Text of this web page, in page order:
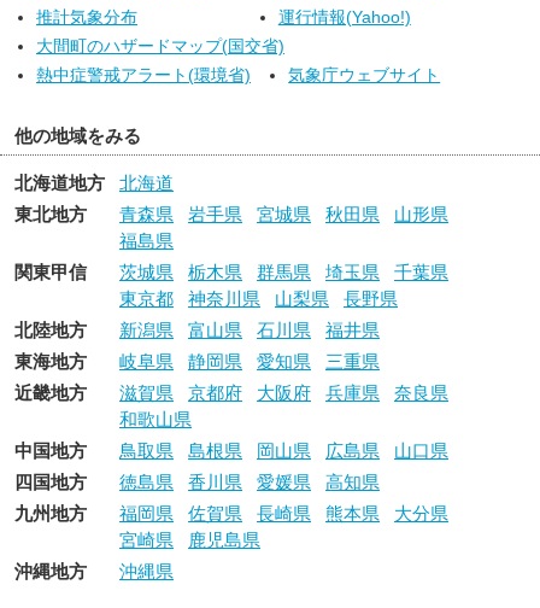
推計気象分布
運行情報(Yahoo!)
大間町のハザードマップ(国交省)
熱中症警戒アラート(環境省)
気象庁ウェブサイト
他の地域をみる
北海道地方
北海道
東北地方
青森県 岩手県 宮城県 秋田県
山形県
福島県
関東甲信
茨城県 栃木県 群馬県 埼玉県
千葉県
東京都
神奈川県 山梨県
長野県
北陸地方
新潟県 富山県 石川県
福井県
東海地方
岐阜県 静岡県 愛知県
三重県
近畿地方
滋賀県 京都府 大阪府 兵庫県
奈良県
和歌山県
中国地方
鳥取県 島根県 岡山県 広島県
山口県
四国地方
徳島県 香川県 愛媛県
高知県
九州地方
福岡県 佐賀県 長崎県 熊本県
大分県
宮崎県
鹿児島県
沖縄地方
沖縄県